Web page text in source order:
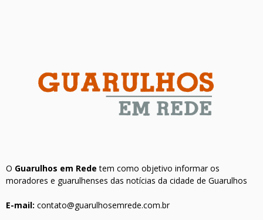
O Guarulhos em Rede tem como objetivo informar os
moradores e guarulhenses das notícias da cidade de Guarulhos
E-mail: contato@guarulhosemrede.com.br